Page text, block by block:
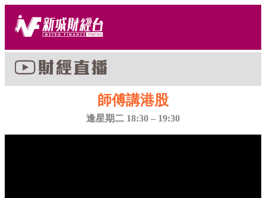
師傅講港股
逢星期二 18:30 – 19:30